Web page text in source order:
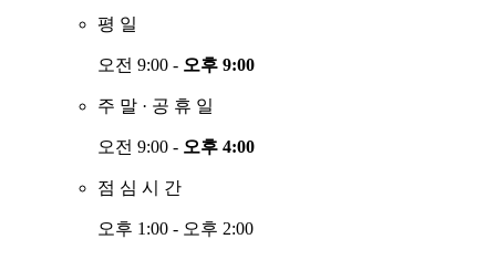
평 일
오전 9:00 - 오후 9:00
주 말 · 공 휴 일
오전 9:00 - 오후 4:00
점 심 시 간
오후 1:00 - 오후 2:00